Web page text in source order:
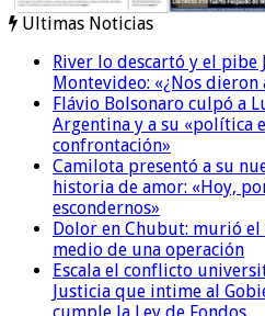
Ultimas Noticias
River lo descartó y el
Montevideo: «¿Nos dieron
Flávio Bolsonaro culpó a
Argentina y a su «política
confrontación»
Camilota presentó a su
historia de amor: «Hoy,
escondernos»
Dolor en Chubut: murió
medio de una operación
Escala el conflicto
Justicia que intime al